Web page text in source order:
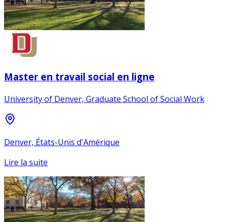
Master en travail social en ligne
University of Denver, Graduate School of Social Work
Denver, États-Unis d'Amérique
Lire la suite